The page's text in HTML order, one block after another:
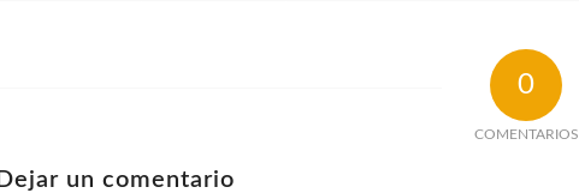
0
COMENTARIOS
Dejar un comentario